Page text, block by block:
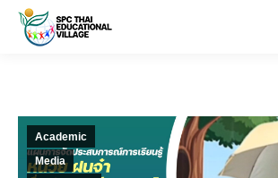
Academic
Media